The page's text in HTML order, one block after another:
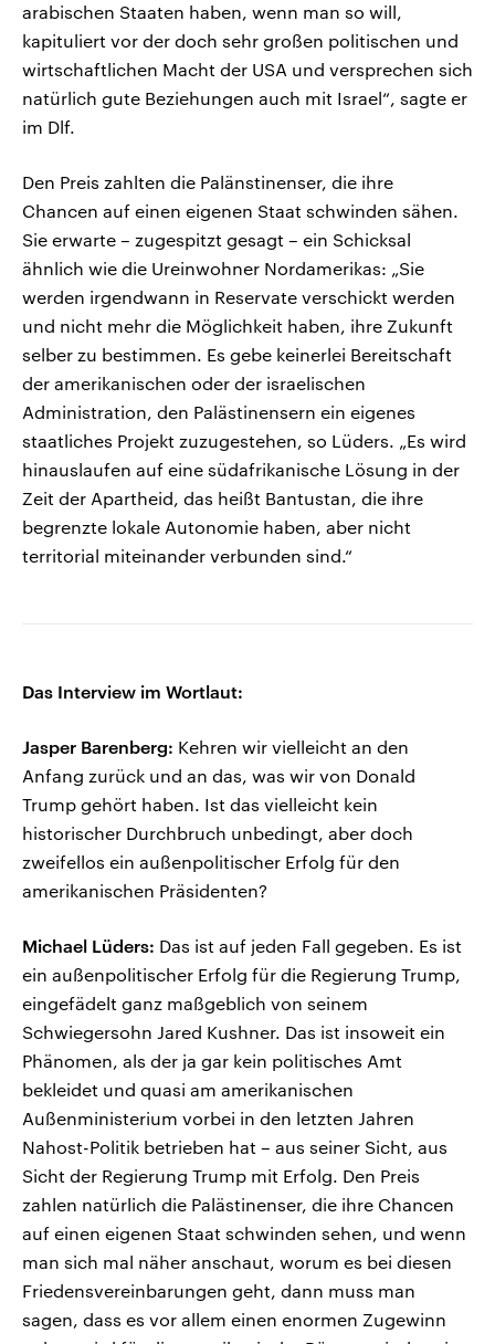
arabischen Staaten haben, wenn man so will,
kapituliert vor der doch sehr großen politischen und
wirtschaftlichen Macht der USA und versprechen sich
natürlich gute Beziehungen auch mit Israel“, sagte er
im Dlf.
Den Preis zahlten die Palänstinenser, die ihre
Chancen auf einen eigenen Staat schwinden sähen.
Sie erwarte – zugespitzt gesagt – ein Schicksal
ähnlich wie die Ureinwohner Nordamerikas: „Sie
werden irgendwann in Reservate verschickt werden
und nicht mehr die Möglichkeit haben, ihre Zukunft
selber zu bestimmen. Es gebe keinerlei Bereitschaft
der amerikanischen oder der israelischen
Administration, den Palästinensern ein eigenes
staatliches Projekt zuzugestehen, so Lüders. „Es wird
hinauslaufen auf eine südafrikanische Lösung in der
Zeit der Apartheid, das heißt Bantustan, die ihre
begrenzte lokale Autonomie haben, aber nicht
territorial miteinander verbunden sind.“
Das Interview im Wortlaut:
Jasper Barenberg: Kehren wir vielleicht an den
Anfang zurück und an das, was wir von Donald
Trump gehört haben. Ist das vielleicht kein
historischer Durchbruch unbedingt, aber doch
zweifellos ein außenpolitischer Erfolg für den
amerikanischen Präsidenten?
Michael Lüders: Das ist auf jeden Fall gegeben. Es ist
ein außenpolitischer Erfolg für die Regierung Trump,
eingefädelt ganz maßgeblich von seinem
Schwiegersohn Jared Kushner. Das ist insoweit ein
Phänomen, als der ja gar kein politisches Amt
bekleidet und quasi am amerikanischen
Außenministerium vorbei in den letzten Jahren
Nahost-Politik betrieben hat – aus seiner Sicht, aus
Sicht der Regierung Trump mit Erfolg. Den Preis
zahlen natürlich die Palästinenser, die ihre Chancen
auf einen eigenen Staat schwinden sehen, und wenn
man sich mal näher anschaut, worum es bei diesen
Friedensvereinbarungen geht, dann muss man
sagen, dass es vor allem einen enormen Zugewinn